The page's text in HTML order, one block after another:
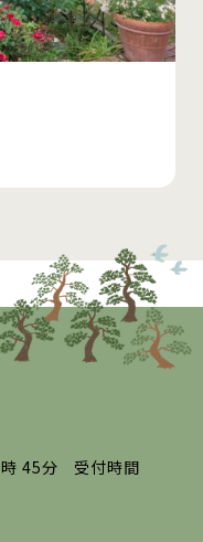
45分 受付時間